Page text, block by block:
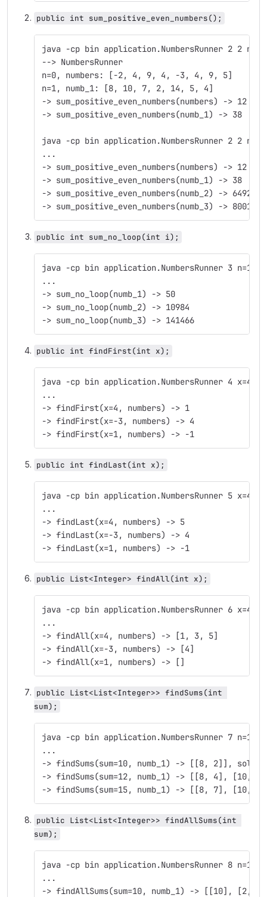
public int sum_positive_even_numbers();
java -cp bin application.NumbersRunner 2 2 n=1
--> NumbersRunner
n=0, numbers: [-2, 4, 9, 4, -3, 4, 9, 5]
n=1, numb_1: [8, 10, 7, 2, 14, 5, 4]
-> sum_positive_even_numbers(numbers) -> 12
-> sum_positive_even_numbers(numb_1) -> 38
java -cp bin application.NumbersRunner 2 2 n=1
...
-> sum_positive_even_numbers(numbers) -> 12
-> sum_positive_even_numbers(numb_1) -> 38
-> sum_positive_even_numbers(numb_2) -> 6492
-> sum_positive_even_numbers(numb_3) -> 80012
public int sum_no_loop(int i);
java -cp bin application.NumbersRunner 3 n=1 3
...
-> sum_no_loop(numb_1) -> 50
-> sum_no_loop(numb_2) -> 10984
-> sum_no_loop(numb_3) -> 141466
public int findFirst(int x);
java -cp bin application.NumbersRunner 4 x=4 4
...
-> findFirst(x=4, numbers) -> 1
-> findFirst(x=-3, numbers) -> 4
-> findFirst(x=1, numbers) -> -1
public int findLast(int x);
java -cp bin application.NumbersRunner 5 x=4 5
...
-> findLast(x=4, numbers) -> 5
-> findLast(x=-3, numbers) -> 4
-> findLast(x=1, numbers) -> -1
public List<Integer> findAll(int x);
java -cp bin application.NumbersRunner 6 x=4 6
...
-> findAll(x=4, numbers) -> [1, 3, 5]
-> findAll(x=-3, numbers) -> [4]
-> findAll(x=1, numbers) -> []
public List<List<Integer>> findSums(int
sum);
java -cp bin application.NumbersRunner 7 n=1
...
-> findSums(sum=10, numb_1) -> [[8, 2]],
-> findSums(sum=12, numb_1) -> [[8, 4],
-> findSums(sum=15, numb_1) -> [[8, 7], [10,
public List<List<Integer>> findAllSums(int
sum);
java -cp bin application.NumbersRunner 8 n=1
...
-> findAllSums(sum=10, numb_1) -> [[10], [2,